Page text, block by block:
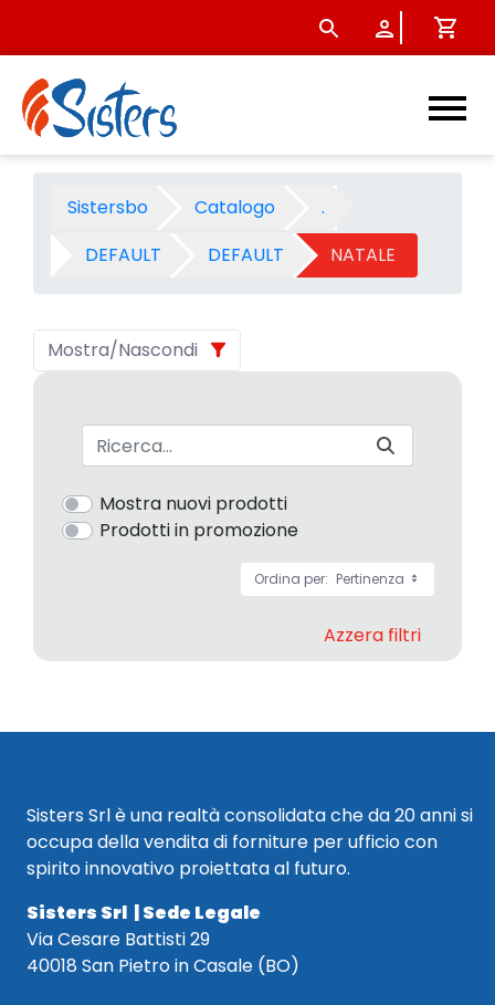
NATALE 2003 - Categoria -
Sistersbo Catalogo
.
DEFAULT
DEFAULT NATALE
Mostra/Nascondi
Barra di ricerca
Mostra nuovi prodotti
Prodotti in promozione
Ordina per: Pertinenza
Azzera filtri
Sisters Srl è una realtà consolidata che da 20 anni si
occupa della vendita di forniture per ufficio con
spirito innovativo proiettata al futuro.
Sisters Srl | Sede Legale
Via Cesare Battisti 29
40018 San Pietro in Casale (BO)